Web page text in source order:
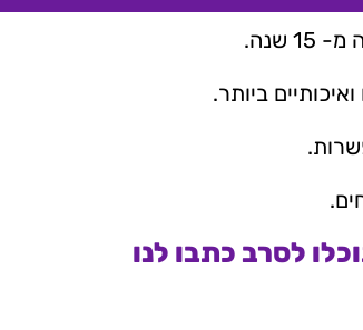
שנה.
ביותר.
לסרב כתבו לנו